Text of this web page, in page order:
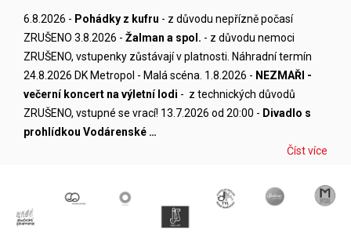
6.8.2026 - Pohádky z kufru - z důvodu nepřízně počasí
ZRUŠENO 3.8.2026 - Žalman a spol. - z důvodu nemoci
ZRUŠENO, vstupenky zůstávají v platnosti. Náhradní termín
24.8.2026 DK Metropol - Malá scéna. 1.8.2026 - NEZMAŘI -
večerní koncert na výletní lodi - z technických důvodů
ZRUŠENO, vstupné se vrací! 13.7.2026 od 20:00 - Divadlo s
prohlídkou Vodárenské …
Číst více